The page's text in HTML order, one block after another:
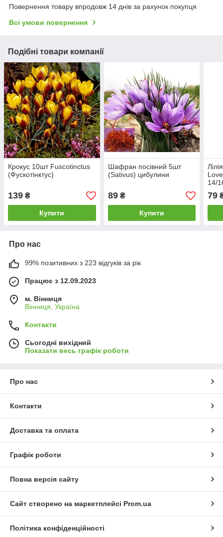
Повернення товару впродовж 14 днів за рахунок покупця
Всі умови повернення
Подібні товари компанії
Крокус 10шт Fuscotinctus
(Фускотінктус)
139 ₴
Купити
Шафран посівний 5шт
(Sativus) цибулини
89₴
Купити
14/
79
Про нас
99% позитивних з 223 відгуків за рік
Працює з 12.09.2023
м. Вінниця
Вінниця, Україна
Контакти
Сьогодні вихідний
Показати весь графік роботи
Про нас
Контакти
Доставка та оплата
Графік роботи
Повна версія сайту
Сайт створено на маркетплейсі Prom.ua
Політика конфіденційності